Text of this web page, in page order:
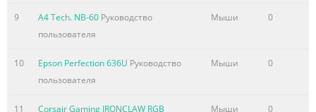
9 A4 Tech. NB-60 Руководство
пользователя
Мыши 0
10 Epson Perfection 636U Руководство
пользователя
Мыши 0
11
Corsair Gaming IRONCLAW RGB
Мыши 0